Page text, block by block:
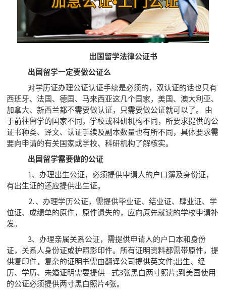
出国留学法律公证书
出国留学一定要做公证么
对学历证办理公证认证手续是必须的，双认证的话也只有
西班牙、法国、德国、马来西亚这几个国家，美国、澳大利亚、
加拿大、新西兰都不需要做认证，只需要做公证就可以了。 由
于前往留学的国家不同，学校或科研机构不同，所要求提供的公
证书种类、译文、认证手续及副本数量也有所不同，具体要求需
要向申请的有关国家或学校、科研机构了解核实。
出国留学需要做的公证
1、办理出生公证，必须提供申请人的户口簿及身份证，
有出生证的还应提供出生证。
⒉、办理学历公证，需提供毕业证、结业证、肆业证、学
位证、成绩单的原件，原件遗失的，应向原先就读的学校申请补
发。
3、办理亲属关系公证，需提供申请人的户口本和身份
证，关系人身份证或护照影印件。所有证明资料都需带原件，提
供复印件，复杂的证明书需由翻译公司提供英文件;出生、经
历、学历、未婚证明需要提供—式3张黑白两寸照片;到美国使用
的公证必须提供两寸黑白照片4张。